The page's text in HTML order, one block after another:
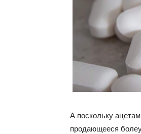
А поскольку
продающееся